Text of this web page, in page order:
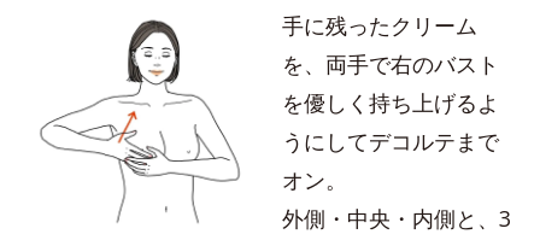
手に残ったクリーム
を、両手で右のバスト
を優しく持ち上げるよ
うにしてデコルテまで
オン。
外側・中央・内側と、3